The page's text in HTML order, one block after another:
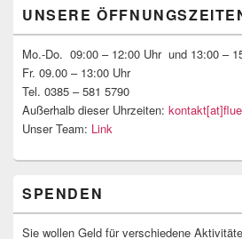
Seitenleisten-
Widgetbereich
UNSERE
Mo.-Do. 09:00 – 12:00 Uhr und 13:00 –
Fr. 09.00 – 13:00 Uhr
Tel. 0385 – 581 5790
Außerhalb dieser Uhrzeiten:
Unser Team: Link
SPENDEN
Sie wollen Geld für verschiedene